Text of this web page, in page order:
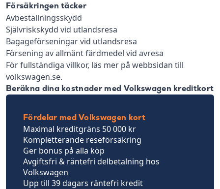
Försäkringen täcker
Avbeställningsskydd
Självriskskydd vid utlandsresa
Bagageförseningar vid utlandsresa
Försening av allmänt färdmedel vid avresa
För fullständiga villkor, läs mer på webbsidan till
volkswagen.se.
Beräkna dina kostnader med Volkswagen kreditkort
Fördelar med Volkswagen kort
Maximal kreditgräns 50 000 kr
Kompletterande reseförsäkring
Ger bonus på alla köp
Avgiftsfri & räntefri delbetalning hos
Volkswagen
Upp till 39 dagars räntefri kredit